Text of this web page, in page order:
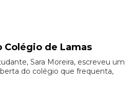
Colégio de Lamas
Sara Moreira, escreveu um
do colégio que frequenta,